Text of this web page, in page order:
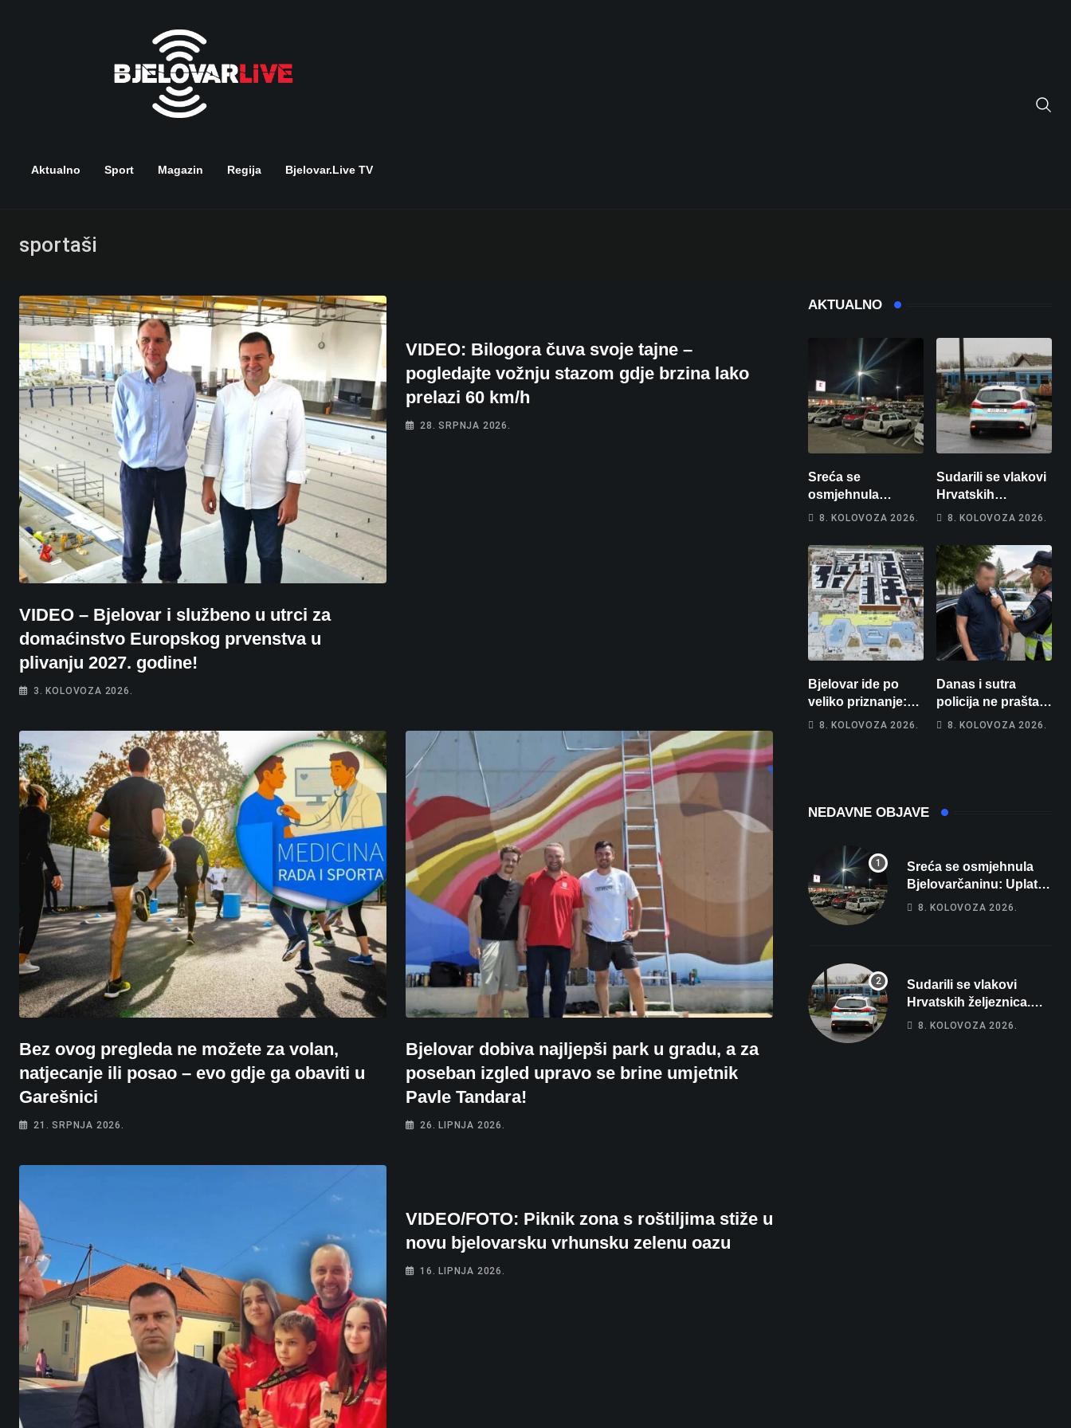
Aktualno Sport Magazin Regija Bjelovar.live TV
sportaši
VIDEO – Bjelovar i službeno u utrci za
domaćinstvo Europskog prvenstva u
plivanju 2027. godine!
3. KOLOVOZA 2026.
VIDEO: Bilogora čuva svoje tajne –
pogledajte vožnju stazom gdje brzina lako
prelazi 60 km/h
28. SRPNJA 2026.
Bez ovog pregleda ne možete za volan,
natjecanje ili posao – evo gdje ga obaviti u
Garešnici
21. SRPNJA 2026.
Bjelovar dobiva najljepši park u gradu, a za
poseban izgled upravo se brine umjetnik
Pavle Tandara!
26. LIPNJA 2026.
VIDEO/FOTO: Piknik zona s roštiljima stiže u
novu bjelovarsku vrhunsku zelenu oazu
16. LIPNJA 2026.
AKTUALNO
Sreća se
osmjehnula
Bjelovarčaninu:
eura, a osvojio
više od 80 tisuća
eura
8. KOLOVOZA 2026.
Sudarili se vlakovi
Hrvatskih
željeznica. Šestero
ozlijeđeno, mlađa
žena na
intenzivnoj
8. KOLOVOZA 2026.
Bjelovar ide po
veliko priznanje:
Hrebak danas u
prvenstva
8. KOLOVOZA 2026.
Danas i sutra
policija ne prašta:
Na cestama su
8. KOLOVOZA 2026.
NEDAVNE OBJAVE
Sreća se osmjehnula
Bjelovarčaninu: Uplatio
samo 4 eura, a osvojio
8. KOLOVOZA 2026.
Sudarili se vlakovi
Hrvatskih željeznica.
Šestero osoba teško
8. KOLOVOZA 2026.